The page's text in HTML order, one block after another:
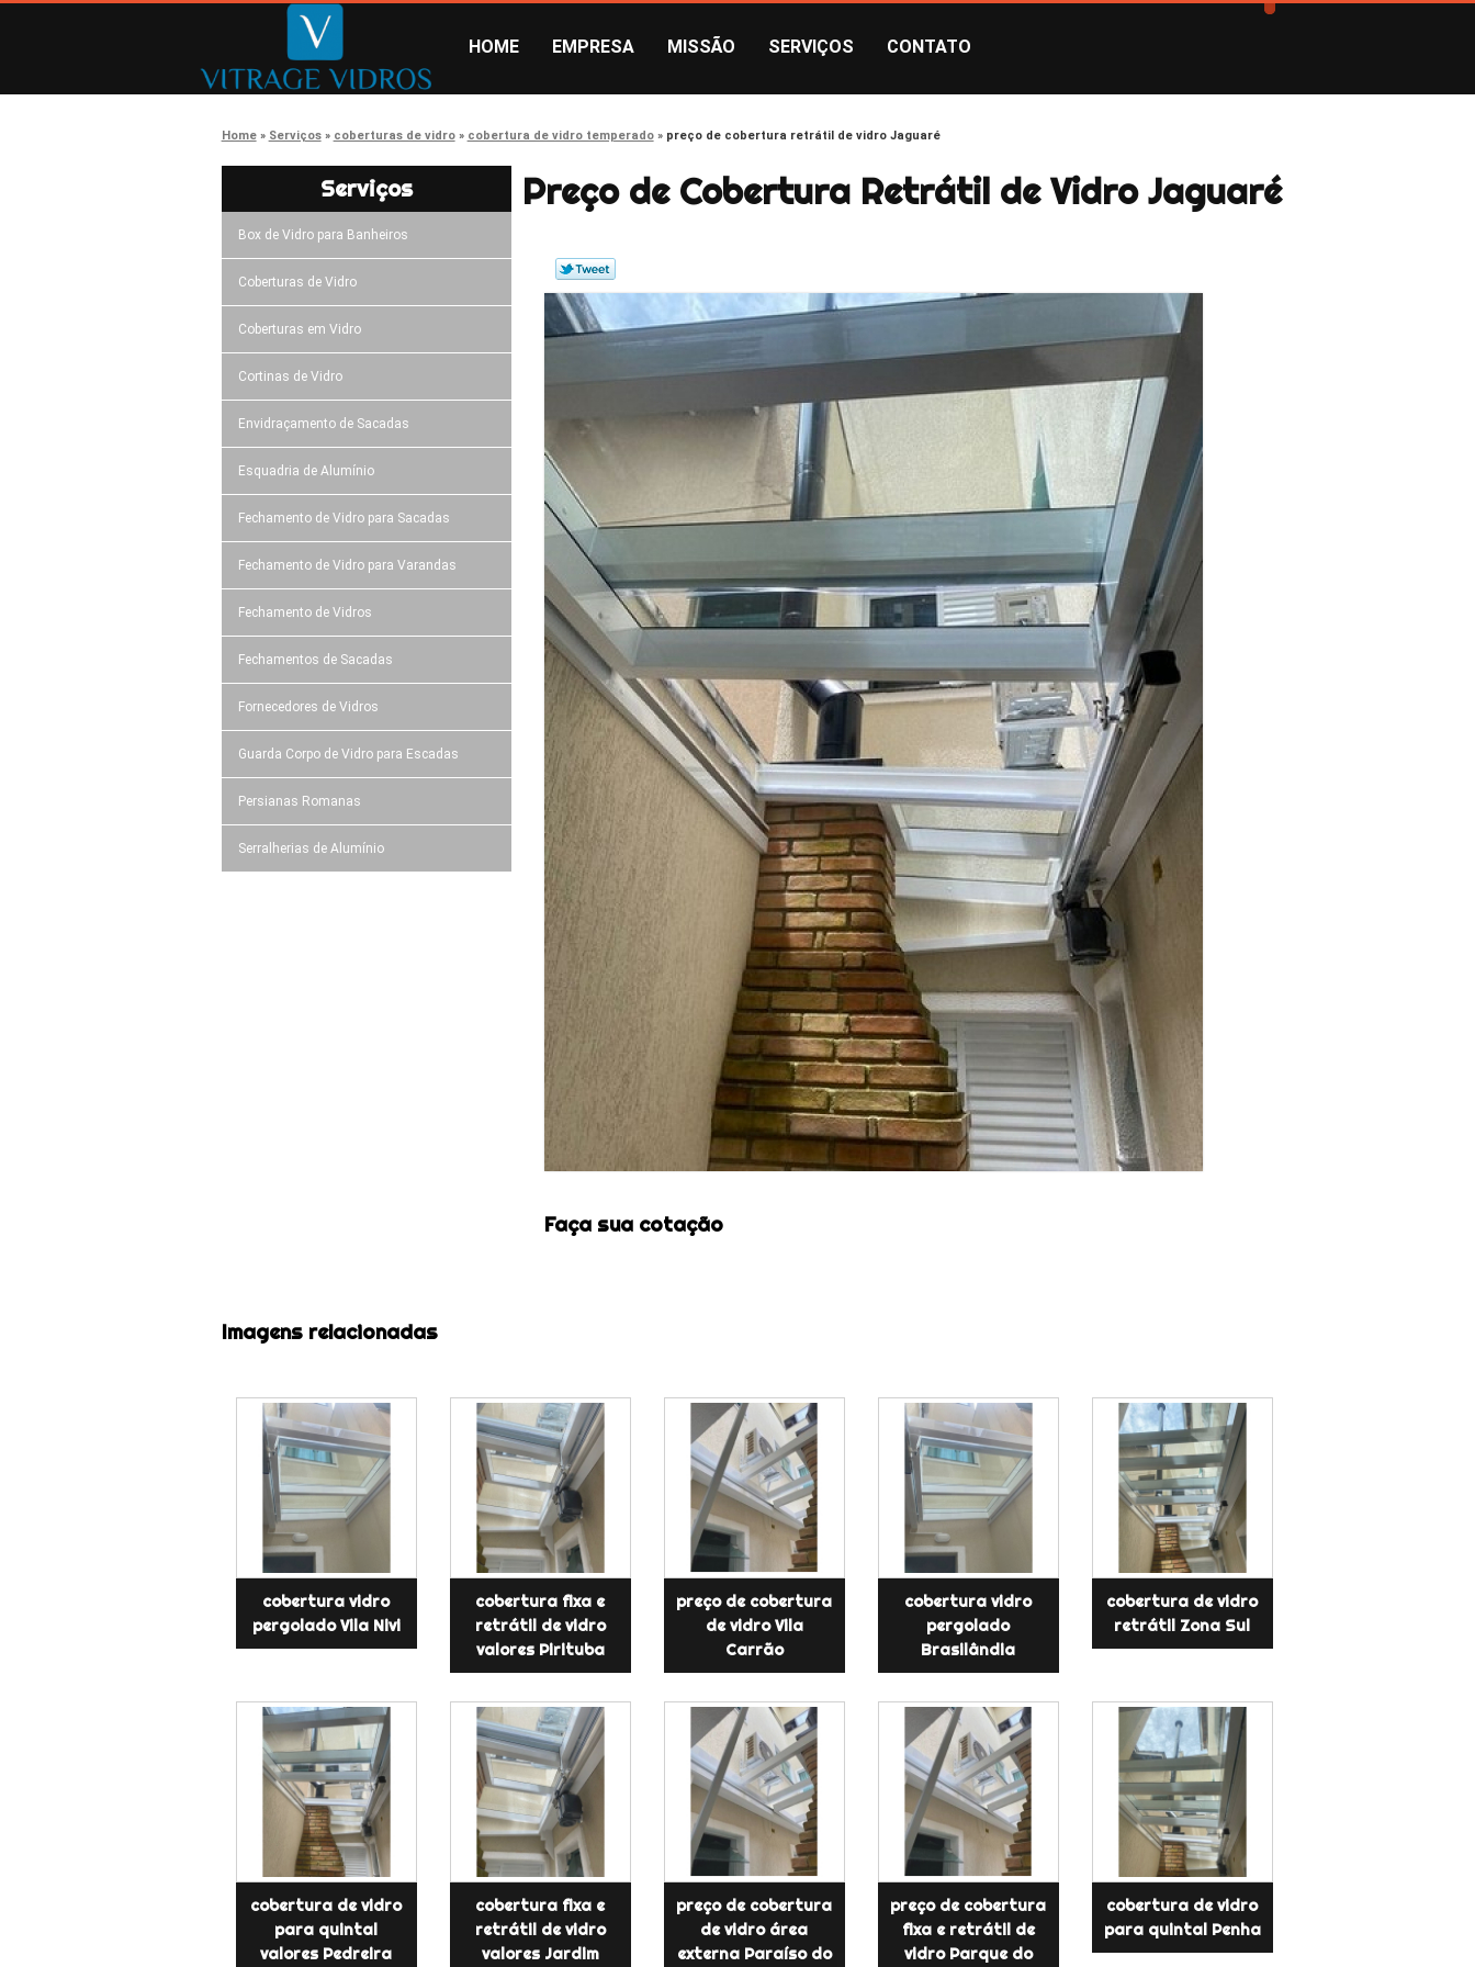
HOME EMPRESA MISSÃO SERVIÇOS CONTATO
Home Serviços coberturas de vidro cobertura de vidro temperado preço de cobertura retrátil de vidro Jaguaré
Serviços
Box de Vidro para Banheiros
Coberturas de Vidro
Coberturas em Vidro
Cortinas de Vidro
Envidraçamento de Sacadas
Esquadria de Alumínio
Fechamento de Vidro para Sacadas
Fechamento de Vidro para Varandas
Fechamento de Vidros
Fechamentos de Sacadas
Fornecedores de Vidros
Guarda Corpo de Vidro para Escadas
Persianas Romanas
Serralherias de Alumínio
Preço de Cobertura Retrátil de Vidro Jaguaré
Faça sua cotação
Imagens relacionadas
cobertura vidro
pergolado Vila Nivi
cobertura fixa e
retrátil de vidro
valores Pirituba
preço de cobertura
de vidro Vila
Carrão
cobertura vidro
pergolado
Brasilândia
cobertura de vidro
retrátil Zona Sul
cobertura de vidro
para quintal
valores Pedreira
cobertura fixa e
retrátil de vidro
valores Jardim
preço de cobertura
de vidro área
externa Paraíso do
preço de cobertura
fixa e retrátil de
vidro Parque do
cobertura de vidro
para quintal Penha